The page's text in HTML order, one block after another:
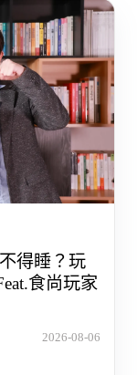
得睡？玩
食尚玩家
2026-08-06